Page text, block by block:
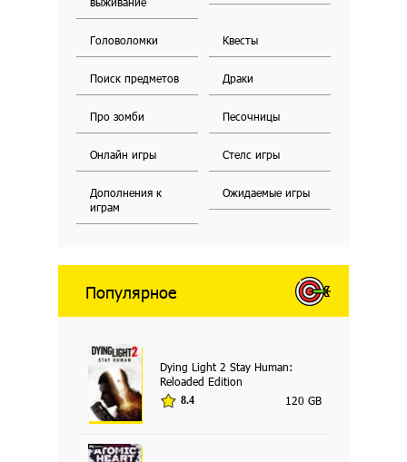
Головоломки Квесты
Поиск предметов Драки
Про зомби Песочницы
Онлайн игры Стелс игры
Дополнения к
играм
Ожидаемые игры
Популярное
Dying Light 2 Stay Human:
Reloaded Edition
8.4 120 GB